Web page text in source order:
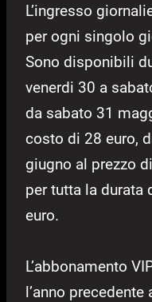
L’ingresso
per ogni singolo
Sono disponibili
venerdi 30 a
da sabato 31
costo di 28 euro,
giugno al prezzo
per tutta la durata
euro.
L’abbonamento
l’anno